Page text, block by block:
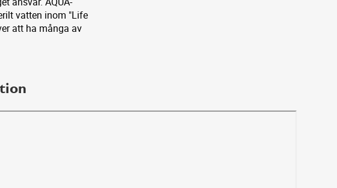
vatten inom "Life
att ha många av